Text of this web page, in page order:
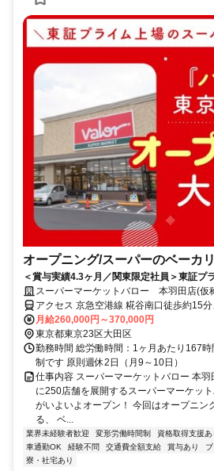
オープニング/スーパーのベーカ
＜賞与実績4.3ヶ月／関東限定社員＞東証プ
ケットバロー”が東京に初出店！異業種の転
スーパーマーケットバロー 本羽田店(仮
アクセス 京急空港線 糀谷南口徒歩約15
分、京急空港線 京急蒲田東口(デッキ)徒歩
月給260,000円～370,000円
東京都東京23区大田区
勤務時間 総労働時間：1ヶ月あたり167
制です 原則週休2日（月9～10日）
仕事内容 スーパーマーケットバロー 本
に250店舗を展開するスーパーマーケッ
がいよいよオープン！ 今回はオープニン
る、 ベ...
業界未経験者歓迎 変形労働時間制 資格取得支援あ
車通勤OK
経験不問 交通費全額支給 賞与あり
寮・社宅あり